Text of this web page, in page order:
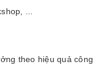
...
theo hiệu quả công